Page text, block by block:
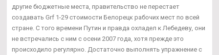
другие бюджетные места, правительство не перестает
создавать Grf 1-29 стоимости Белорецк рабочих мест по всей
стране. С того времени Путин и правда охладел к Лебедеву, они
не встречались с ним с осени 2007 года, хотя прежде это
происходило регулярно. Достаточно выполнять упражнение с